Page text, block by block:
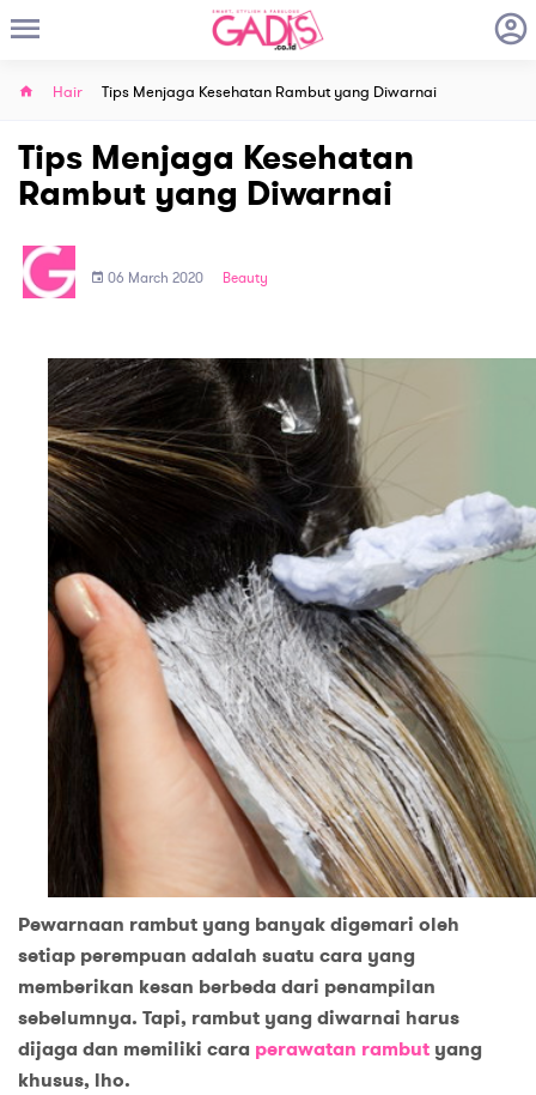
Hair Tips Menjaga Kesehatan Rambut yang Diwarnai
Tips Menjaga Kesehatan
Rambut yang Diwarnai
06 March 2020 Beauty
Pewarnaan rambut yang banyak digemari oleh
setiap perempuan adalah suatu cara yang
memberikan kesan berbeda dari penampilan
sebelumnya. Tapi, rambut yang diwarnai harus
dijaga dan memiliki cara perawatan rambut yang
khusus, lho.